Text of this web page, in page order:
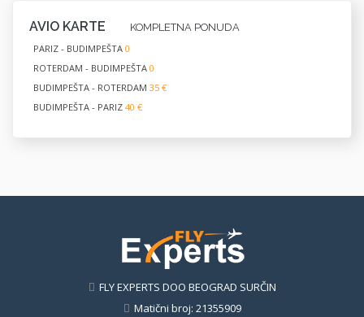
AVIO KARTE
KOMPLETNA PONUDA
PARIZ - BUDIMPEŠTA 0
ROTERDAM - BUDIMPEŠTA 0
BUDIMPEŠTA - ROTERDAM 35 €
BUDIMPEŠTA - PARIZ 40 €
FLY EXPERTS DOO BEOGRAD SURČIN
Matični broj: 21355909